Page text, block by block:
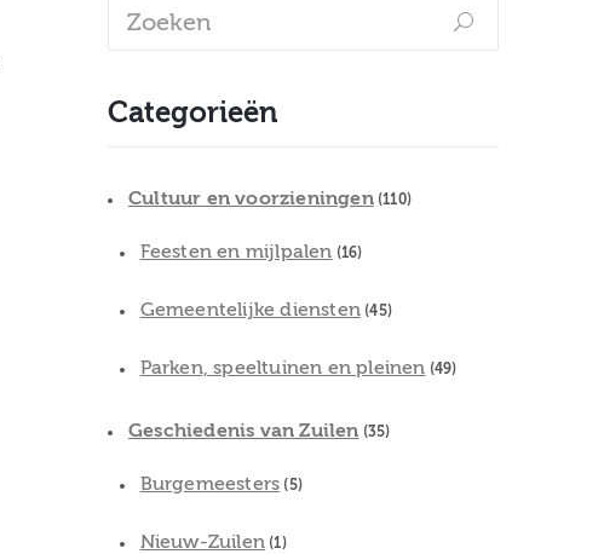
Categorieën
Cultuur en voorzieningen(110)
Feesten en mijlpalen (16)
Gemeentelijke diensten (45)
Parken, speeltuinen en pleinen (49)
Geschiedenis van Zuilen (35)
Burgemeesters (5)
Nieuw-Zuilen (1)